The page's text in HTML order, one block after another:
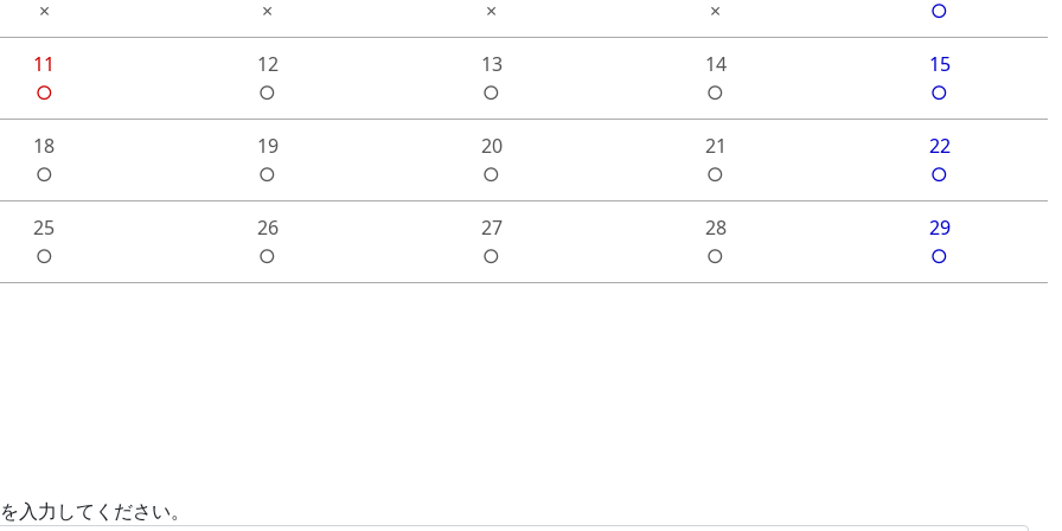
×
×
×
×
○
11
○
12
○
13
○
14
○
15
○
18
○
19
○
20
○
21
○
22
○
25
○
26
○
27
○
28
○
29
○
入力してください。